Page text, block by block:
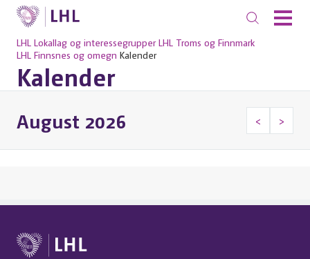
LHL Lokallag og interessegrupper LHL Troms og Finnmark
LHL Finnsnes og omegn Kalender
Kalender
August 2026 < >